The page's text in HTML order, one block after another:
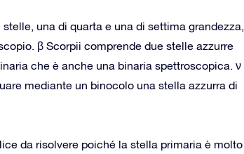
una di quarta e una di settima grandezza,
β Scorpii comprende due stelle azzurre
che è anche una binaria spettroscopica. ν
mediante un binocolo una stella azzurra di
da risolvere poiché la stella primaria è molto